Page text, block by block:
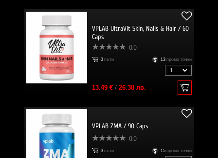
VPLAB UltraVit Skin, Nails & Hair / 60
Caps
0.0
3 пъти 13 промо точки
13.49 €/ 26.38 лв.
VPLAB ZMA / 90 Caps
0.0
3 пъти 15 промо точки